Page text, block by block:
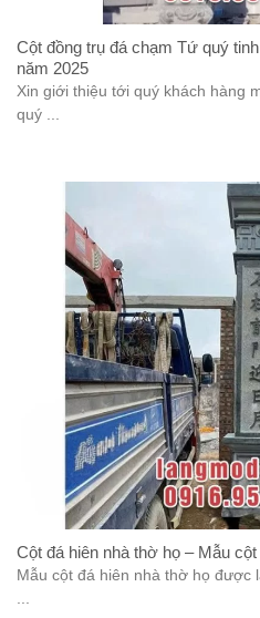
Cột đồng trụ đá chạm Tứ quý
năm 2025
Xin giới thiệu tới quý khách hàng
quý ...
Cột đá hiên nhà thờ họ – Mẫu
Mẫu cột đá hiên nhà thờ họ được
...